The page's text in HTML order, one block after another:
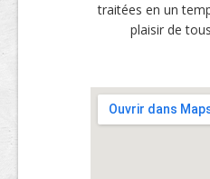
traitées en un
plaisir de